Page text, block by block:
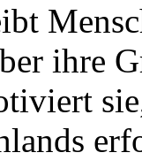
ihre